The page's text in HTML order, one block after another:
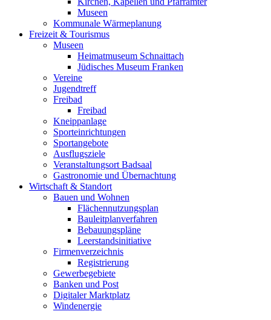
Museen
Kommunale Wärmeplanung
Freizeit & Tourismus
Museen
Heimatmuseum Schnaittach
Jüdisches Museum Franken
Vereine
Jugendtreff
Freibad
Freibad
Kneippanlage
Sporteinrichtungen
Sportangebote
Ausflugsziele
Veranstaltungsort Badsaal
Gastronomie und Übernachtung
Wirtschaft & Standort
Bauen und Wohnen
Flächennutzungsplan
Bauleitplanverfahren
Bebauungspläne
Leerstandsinitiative
Firmenverzeichnis
Registrierung
Gewerbegebiete
Banken und Post
Digitaler Marktplatz
Windenergie